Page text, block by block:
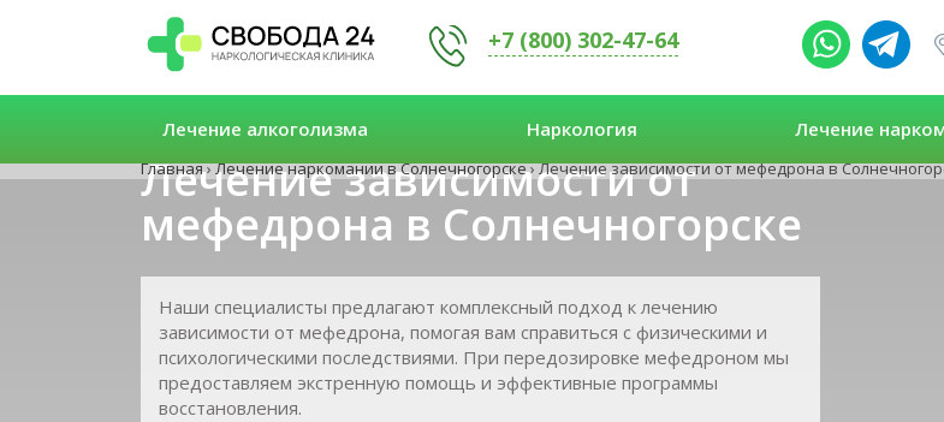
+7 (800) 302-47-64
Лечение алкоголизма Наркология Лечение
Главная›Лечение наркомании в Солнечногорске›Лечение зависимости от мефедрона в
Лечение зависимости от
мефедрона в Солнечногорске
Наши специалисты предлагают комплексный подход к лечению
зависимости от мефедрона, помогая вам справиться с физическими и
психологическими последствиями. При передозировке мефедроном мы
предоставляем экстренную помощь и эффективные программы
восстановления.